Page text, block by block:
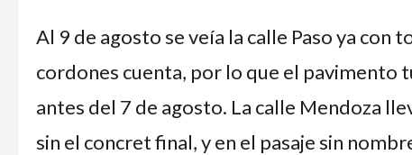
Al 9 de agosto se veía la calle Paso ya con
cordones cuenta, por lo que el pavimento
antes del 7 de agosto. La calle Mendoza
sin el concret final, y en el pasaje sin